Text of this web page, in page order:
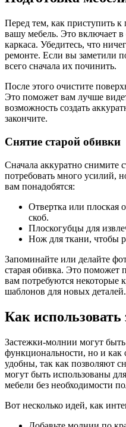
Перед тем, как приступить к
вашу мебель. Это включает в
каркаса. Убедитесь, что
ремонте. Если вы заметили
всего сначала их починить.
После этого очистите
Это поможет вам лучше
возможность создать
закончите.
Снятие старой обивки
Сначала аккуратно снимите
потребовать много усилий,
вам понадобятся:
Отвертка или плоская
скоб.
Плоскогубцы для
Нож для ткани, чтобы
Запоминайте или делайте
старая обивка. Это поможет
вам потребуются некоторые
шаблонов для новых деталей.
Как
Застежки-молнии могут
функциональности, но и
удобны, так как позволяют
могут быть использованы
мебели без необходимости
Вот несколько идей, как